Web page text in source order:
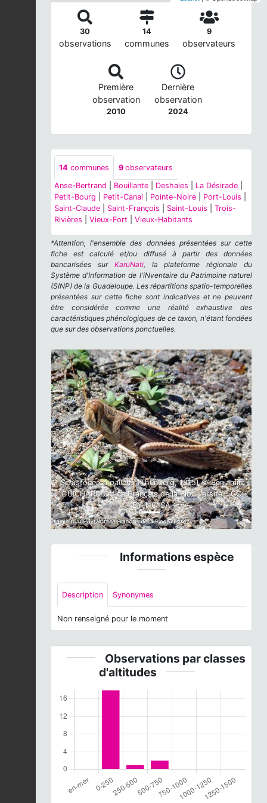
30
observations
14
communes
9
observateurs
Première
observation
2010
Dernière
observation
2024
14 communes 9 observateurs
Anse-Bertrand
Bouillante Deshaies La Désirade
Petit-Bourg
Petit-Canal Pointe-Noire Port-Louis
Saint-Claude
Saint-François Saint-Louis
Trois-
Rivières
Vieux-Fort Vieux-Habitants
*Attention, l'ensemble des données présentées sur cette
fiche est calculé et/ou diffusé à partir des données
bancarisées sur KaruNati, la plateforme régionale du
Système d'Information de l'iNventaire du Patrimoine naturel
(SINP) de la Guadeloupe. Les répartitions spatio-temporelles
présentées sur cette fiche sont indicatives et ne peuvent
être considérée comme une réalité exhaustive des
caractéristiques phénologiques de ce taxon, n'étant fondées
que sur des observations ponctuelles.
Schistocerca pallens(Thunberg, 1815) © Benjamin
GUICHARD/Office Français de la Biodiversité - CC
BY-NC-SA
Previous Next
Informations espèce
Description Synonymes
Non renseigné pour le moment
Observations par classes
d'altitudes